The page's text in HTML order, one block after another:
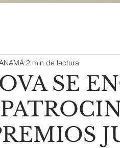
SE
2 min de lectura